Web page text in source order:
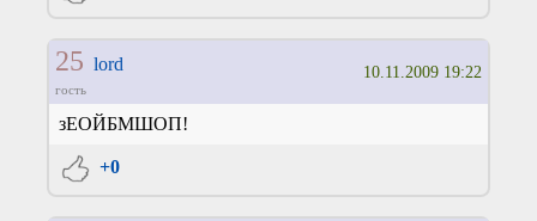
25 lord
гость
10.11.2009 19:22
зЕОЙБМШОП!
+0